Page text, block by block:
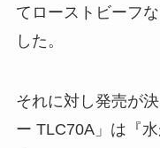
てローストビーフ
した。
それに対し発売が
ー TLC70A」は『